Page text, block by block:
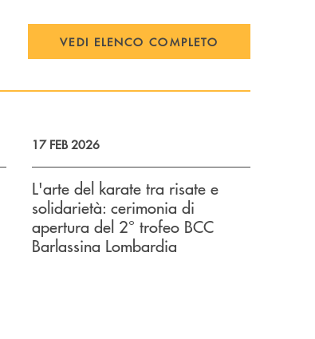
VEDI ELENCO COMPLETO
17 FEB 2026
L'arte del karate tra risate e
solidarietà: cerimonia di
apertura del 2° trofeo BCC
Barlassina Lombardia